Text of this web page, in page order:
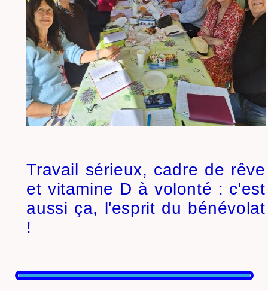
Travail sérieux, cadre de rêve
et vitamine D à volonté : c'est
aussi ça, l'esprit du bénévolat
!